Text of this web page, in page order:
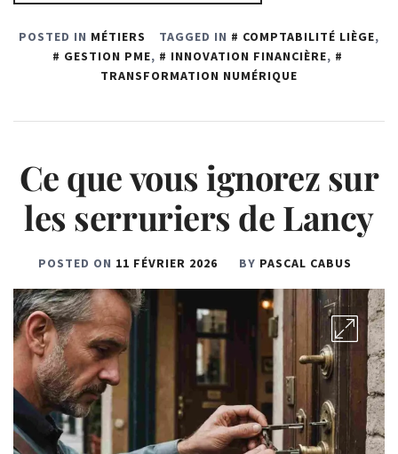
POSTED IN MÉTIERS TAGGED IN COMPTABILITÉ LIÈGE,
GESTION PME, INNOVATION FINANCIÈRE,
TRANSFORMATION NUMÉRIQUE
Ce que vous ignorez sur
les serruriers de Lancy
POSTED ON 11 FÉVRIER 2026 BY PASCAL CABUS